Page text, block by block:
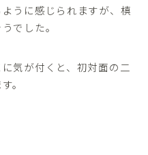
うに感じられますが、槙
でした。
気が付くと、初対面の二
。